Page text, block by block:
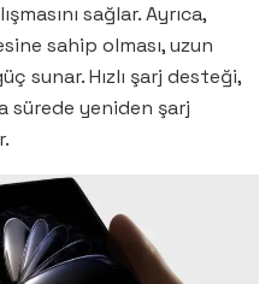
sağlar. Ayrıca,
sahip olması, uzun
sunar. Hızlı şarj desteği,
sürede yeniden şarj